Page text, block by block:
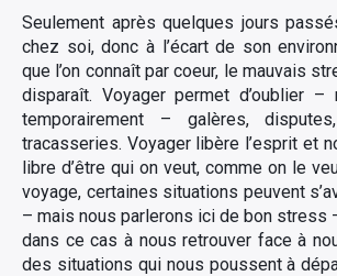
Seulement après quelques jours
chez soi, donc à l’écart de son
que l’on connaît par coeur, le mauvais
disparaît. Voyager permet d’oublier
temporairement – galères,
tracasseries. Voyager libère l’esprit et
libre d’être qui on veut, comme on le
voyage, certaines situations peuvent
– mais nous parlerons ici de bon stress
dans ce cas à nous retrouver face à
des situations qui nous poussent à